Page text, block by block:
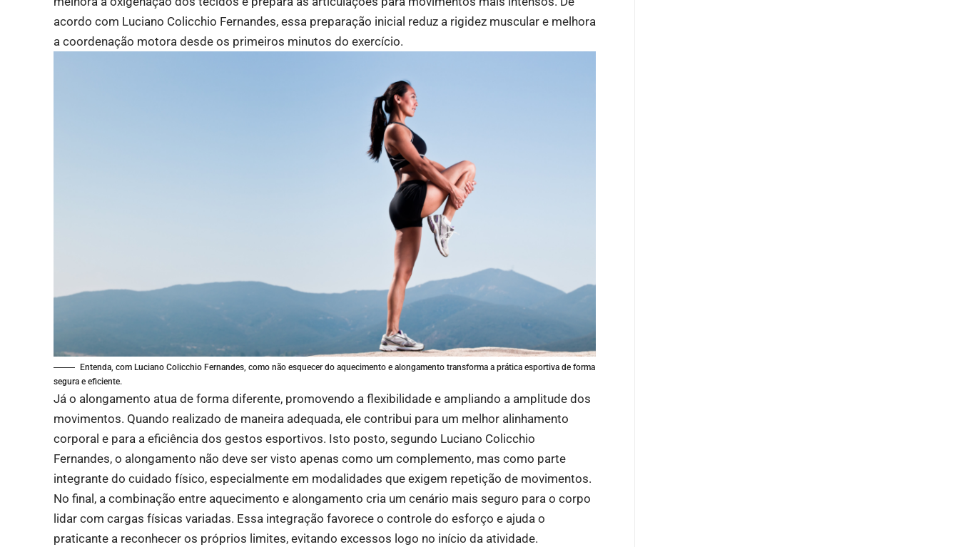
acordo com Luciano Colicchio Fernandes, essa preparação inicial reduz a rigidez muscular e melhora
a coordenação motora desde os primeiros minutos do exercício.
Entenda, com Luciano Colicchio Fernandes, como não esquecer do aquecimento e alongamento transforma a prática esportiva de forma
segura e eficiente.
Já o alongamento atua de forma diferente, promovendo a flexibilidade e ampliando a amplitude dos
movimentos. Quando realizado de maneira adequada, ele contribui para um melhor alinhamento
corporal e para a eficiência dos gestos esportivos. Isto posto, segundo Luciano Colicchio
Fernandes, o alongamento não deve ser visto apenas como um complemento, mas como parte
integrante do cuidado físico, especialmente em modalidades que exigem repetição de movimentos.
No final, a combinação entre aquecimento e alongamento cria um cenário mais seguro para o corpo
lidar com cargas físicas variadas. Essa integração favorece o controle do esforço e ajuda o
praticante a reconhecer os próprios limites, evitando excessos logo no início da atividade.